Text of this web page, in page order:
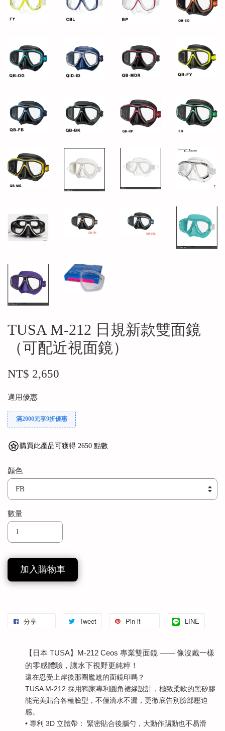
TUSA M-212 日規新款雙面鏡
（可配近視面鏡）
NT$ 2,650
適用優惠
滿2000元享9折優惠
購買此產品可獲得 2650 點數
顏色
數量
加入購物車
分享 Tweet Pin it LINE
【日本 TUSA】M-212 Ceos 專業雙面鏡 —— 像沒戴一樣
的零感體驗，讓水下視野更純粹！
還在忍受上岸後那圈尷尬的面鏡印嗎？
TUSA M-212 採用獨家專利圓角裙緣設計，極致柔軟的黑矽膠
能完美貼合各種臉型，不僅滴水不漏，更徹底告別臉部壓迫
感。
• 專利 3D 立體帶： 緊密貼合後腦勺，大動作踢動也不易滑